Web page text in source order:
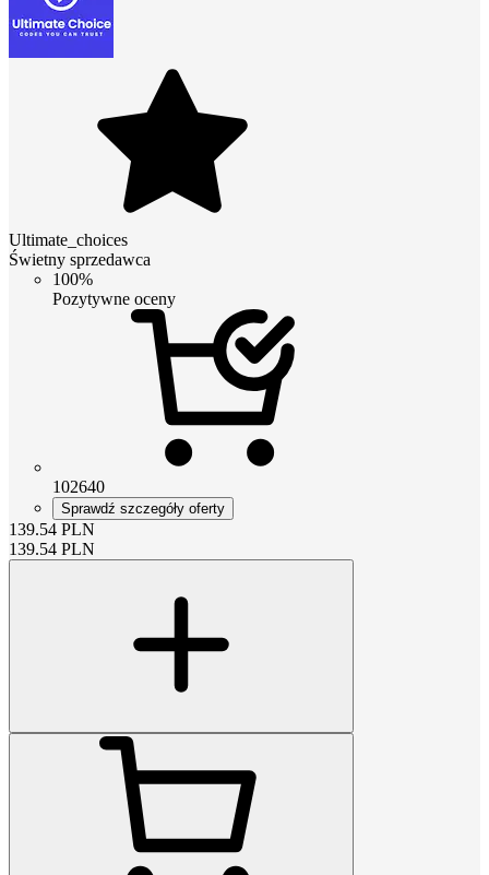
Ultimate_choices
Świetny sprzedawca
100%
Pozytywne oceny
102640
Sprawdź szczegóły oferty
139.54 PLN
139.54 PLN